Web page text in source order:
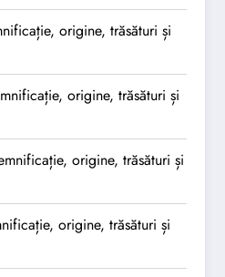
origine, trăsături și
origine, trăsături și
origine, trăsături și
origine, trăsături și